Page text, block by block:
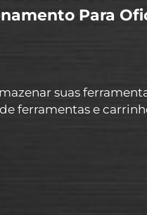
Para
suas
ferramentas e
manter uma caixa de
você? É mais